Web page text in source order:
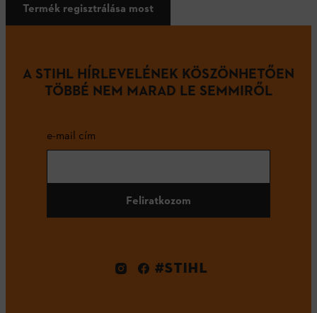
Termék regisztrálása most
A STIHL HÍRLEVELÉNEK KÖSZÖNHETŐEN
TÖBBÉ NEM MARAD LE SEMMIRŐL
e-mail cím
Feliratkozom
#STIHL